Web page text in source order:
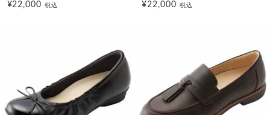
¥22,000税込 ¥22,000 税込